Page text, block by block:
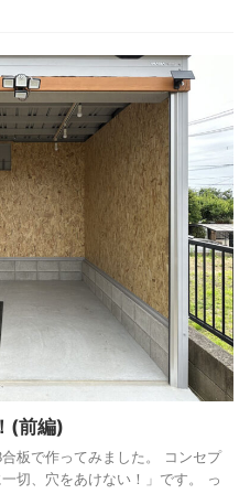
(前編)
板で作ってみました。 コンセプ
切、穴をあけない！」です。 っ